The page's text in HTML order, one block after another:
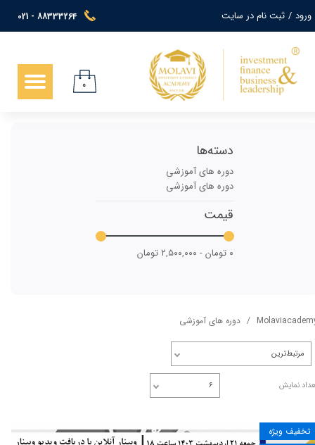
021 - 88333264 ورود / ثبت نام در سایت
حساب کاربری من
تغییر گذر واژه
سفارشات
۰
دوره های آموزشی
مرتبط‌ترین
نمایش ۶
تخفیف ویژه
دسته‌ها
دوره های آموزشی
دوره های آموزشی
قیمت
۰ تومان - ۲,۵۰۰,۰۰۰ تومان